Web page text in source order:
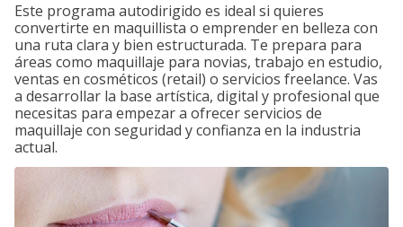
Este programa autodirigido es ideal si quieres
convertirte en maquillista o emprender en belleza con
una ruta clara y bien estructurada. Te prepara para
áreas como maquillaje para novias, trabajo en estudio,
ventas en cosméticos (retail) o servicios freelance. Vas
a desarrollar la base artística, digital y profesional que
necesitas para empezar a ofrecer servicios de
maquillaje con seguridad y confianza en la industria
actual.